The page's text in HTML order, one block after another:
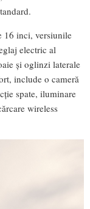
16 inci, versiunile
electric al
și oglinzi laterale
include o cameră
spate, iluminare
wireless